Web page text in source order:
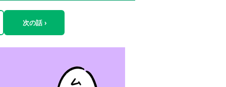
次の話 ›